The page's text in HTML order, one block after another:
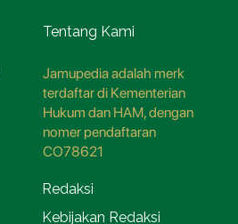
Tentang Kami
Jamupedia adalah merk
terdaftar di Kementerian
Hukum dan HAM, dengan
nomer pendaftaran
CO78621
Redaksi
Kebijakan Redaksi